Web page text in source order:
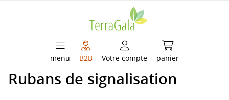
menu B2B Votre compte panier
Le panier
Rubans de signalisation